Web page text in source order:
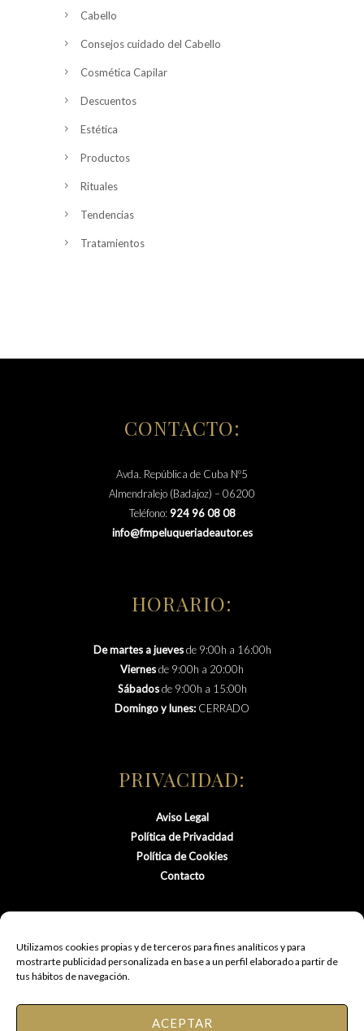
Utilizamos cookies propias y de terceros para fines analíticos y para
mostrarte publicidad personalizada en base a un perfil elaborado a partir de
tus hábitos de navegación.
ACEPTAR
Cabello
Consejos cuidado del Cabello
Cosmética Capilar
Descuentos
Estética
Productos
Rituales
Tendencias
Tratamientos
CONTACTO:
Avda. República de Cuba Nº5
Almendralejo (Badajoz) – 06200
Teléfono: 924 96 08 08
info@fmpeluqueriadeautor.es
HORARIO:
De martes a juevesde 9:00h a 16:00h
Viernesde 9:00h a 20:00h
Sábadosde 9:00h a 15:00h
Domingo y lunes: CERRADO
PRIVACIDAD:
Aviso Legal
Política de Privacidad
Política de Cookies
Contacto